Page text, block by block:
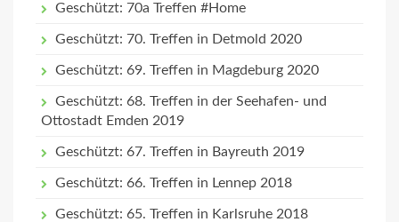
Geschützt: 70a Treffen #Home
Geschützt: 70. Treffen in Detmold 2020
Geschützt: 69. Treffen in Magdeburg 2020
Geschützt: 68. Treffen in der Seehafen- und
Ottostadt Emden 2019
Geschützt: 67. Treffen in Bayreuth 2019
Geschützt: 66. Treffen in Lennep 2018
Geschützt: 65. Treffen in Karlsruhe 2018